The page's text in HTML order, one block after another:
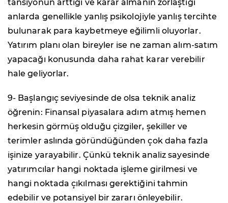
tansiyonun arttığı ve karar almanın zorlaştığı
anlarda genellikle yanlış psikolojiyle yanlış tercihte
bulunarak para kaybetmeye eğilimli oluyorlar.
Yatırım planı olan bireyler ise ne zaman alım-satım
yapacağı konusunda daha rahat karar verebilir
hale geliyorlar.
9- Başlangıç seviyesinde de olsa teknik analiz
öğrenin: Finansal piyasalara adım atmış hemen
herkesin görmüş olduğu çizgiler, şekiller ve
terimler aslında göründüğünden çok daha fazla
işinize yarayabilir. Çünkü teknik analiz sayesinde
yatırımcılar hangi noktada işleme girilmesi ve
hangi noktada çıkılması gerektiğini tahmin
edebilir ve potansiyel bir zararı önleyebilir.